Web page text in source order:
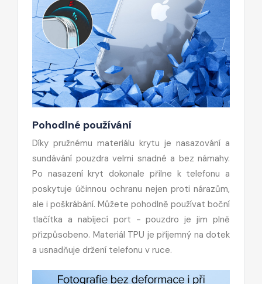
Pohodlné používání
Díky pružnému materiálu krytu je nasazování a
sundávání pouzdra velmi snadné a bez námahy.
Po nasazení kryt dokonale přilne k telefonu a
poskytuje účinnou ochranu nejen proti nárazům,
ale i poškrábání. Můžete pohodlně používat boční
tlačítka a nabíjecí port - pouzdro je jim plně
přizpůsobeno. Materiál TPU je příjemný na dotek
a usnadňuje držení telefonu v ruce.